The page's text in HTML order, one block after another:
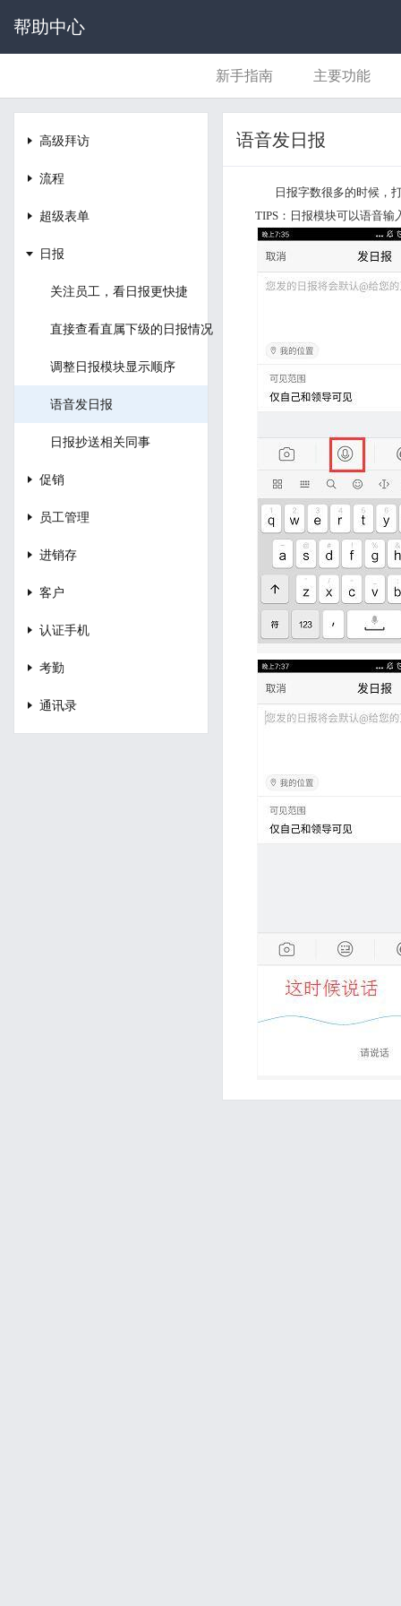
帮助中心
新手指南 主要功能
高级拜访
流程
超级表单
日报
关注员工，看日报更快捷
直接查看直属下级的日报情况
调整日报模块显示顺序
语音发日报
日报抄送相关同事
促销
员工管理
进销存
客户
认证手机
考勤
通讯录
语音发日报
日报字数很多的时候，
TIPS：日报模块可以语音输